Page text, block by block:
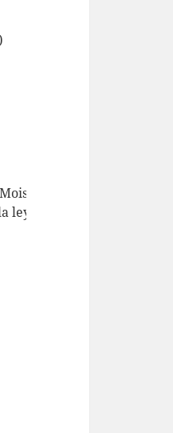
y de Cristo
ley del Antiguo Testamento